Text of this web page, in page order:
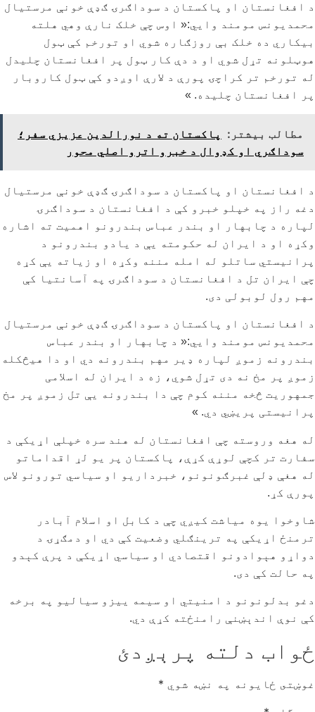
د افغانستان او پاکستان د سوداګرۍ ګډې خونې مرستیال
محمدیونس مومند وايي:« اوس چې خلک نارې وهي هلته
بیکاري ده خلک بې روزګاره شوي او تورخم کې ټول
هوټلونه تړل شوي او د دې کار ټول پر افغانستان چلیدل
له تورخم تر کراچۍ پورې د لارې اوږدو کې ټول کاروبار
پر افغانستان چلیده. »
مطالب بیشتر:
پاکستان ته د نورالدین عزیزي سفر؛
سوداګري او کډوال د خبرو اترو اصلي محور
د افغانستان او پاکستان د سوداګرۍ ګډې خونې مرستیال
دغه راز په خپلو خبرو کې د افغانستان د سوداګرۍ
لپاره د چابهار او بندر عباس بندرونو اهمیت ته اشاره
وکړه او د ایران له حکومته یې د یادو بندرونو د
پرانیستي ساتلو له امله مننه وکړه او زیاته یې کړه
چې ایران تل د افغانستان د سوداګرۍ په آسانتیا کې
مهم رول لوبولی دی.
د افغانستان او پاکستان د سوداګرۍ ګډې خونې مرستیال
محمدیونس مومند وايي:« د چابهار او بندر عباس
بندرونه زموږ لپاره ډير مهم بندرونه دي او دا هیڅکله
زموږ پر مخ نه دی تړل شوي، زه د ایران له اسلامی
جمهوریت څخه مننه کوم چې دا بندرونه یې تل زموږ پر مخ
پرانیستی پریښي دي. »
له هغه وروسته چې افغانستان له هند سره خپلې اړیکې د
سفارت تر کچې لوړې کړې، پاکستان پر یو لړ اقداماتو
له هغې ډلې غبرګونونو، خبرداریو او سیاسي تورونو لاس
پورې کړ.
شاوخوا یوه میاشت کیږي چې د کابل او اسلام آبادر
ترمنځ اړیکې په ترینګلي وضعیت کې دي او دمګړۍ د
دواړو هېوادونو اقتصادي او سیاسي اړیکې د پرې کېدو
په حالت کې دی.
دغو بدلونونو د امنیتي او سیمه ییزو سیالیو په برخه
کې نوې اندېښنې رامنځته کړې دي.
ځواب دلته پرېږدئ
غوښتى ځایونه په نښه شوي *